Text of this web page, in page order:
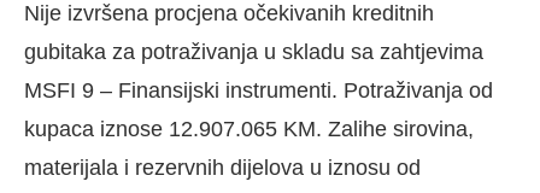
Nije izvršena procjena očekivanih kreditnih
gubitaka za potraživanja u skladu sa zahtjevima
MSFI 9 – Finansijski instrumenti. Potraživanja od
kupaca iznose 12.907.065 KM. Zalihe sirovina,
materijala i rezervnih dijelova u iznosu od